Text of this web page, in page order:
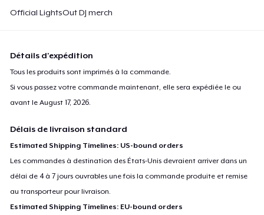
Official LightsOut DJ merch
Détails d'expédition
Tous les produits sont imprimés à la commande.
Si vous passez votre commande maintenant, elle sera expédiée le ou
avant leAugust 17, 2026.
Délais de livraison standard
Estimated Shipping Timelines: US-bound orders
Les commandes à destination des États-Unis devraient arriver dans un
délai de 4 à 7 jours ouvrables une fois la commande produite et remise
au transporteur pour livraison.
Estimated Shipping Timelines: EU-bound orders